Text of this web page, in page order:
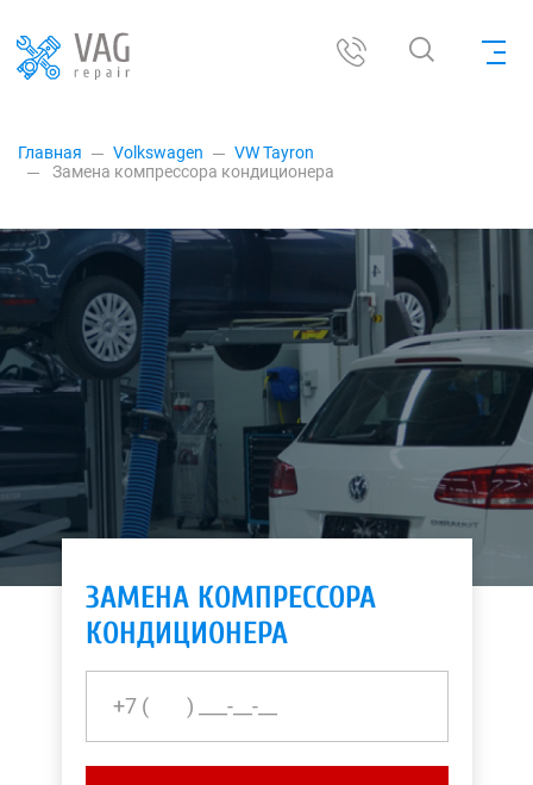
Главная Volkswagen
VW Tayron
Замена компрессора кондиционера
ЗАМЕНА КОМПРЕССОРА
КОНДИЦИОНЕРА